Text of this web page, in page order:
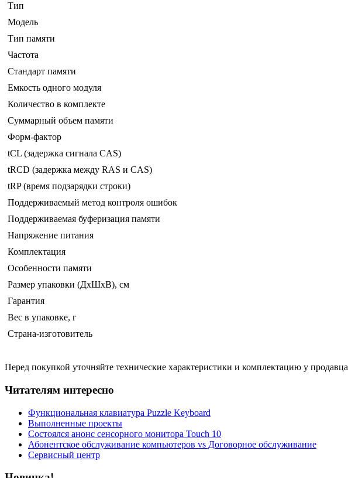
Тип
Модель
Тип памяти
Частота
Стандарт памяти
Емкость одного модуля
Количество в комплекте
Суммарный объем памяти
Форм-фактор
tCL (задержка сигнала CAS)
tRCD (задержка между RAS и CAS)
tRP (время подзарядки строки)
Поддерживаемый метод контроля ошибок
Поддерживаемая буферизация памяти
Напряжение питания
Комплектация
Особенности памяти
Размер упаковки (ДхШхВ), см
Гарантия
Вес в упаковке, г
Страна-изготовитель
Перед покупкой уточняйте технические характеристики и комплектацию у продавца
Читателям интересно
Функциональная клавиатура Puzzle Keyboard
Выполненные проекты
Состоялся анонс сенсорного монитора Touch 10
Абонентское обслуживание компьютеров vs Договорное обслуживание
Сервисный центр